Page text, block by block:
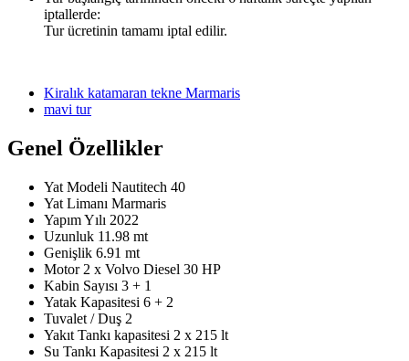
iptallerde:
Tur ücretinin tamamı iptal edilir.
Kiralık katamaran tekne Marmaris
mavi tur
Genel Özellikler
Yat Modeli Nautitech 40
Yat Limanı Marmaris
Yapım Yılı 2022
Uzunluk 11.98 mt
Genişlik 6.91 mt
Motor 2 x Volvo Diesel 30 HP
Kabin Sayısı 3 + 1
Yatak Kapasitesi 6 + 2
Tuvalet / Duş 2
Yakıt Tankı kapasitesi 2 x 215 lt
Su Tankı Kapasitesi 2 x 215 lt